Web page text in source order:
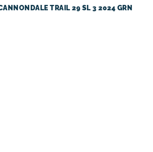
TRAIL 29 SL 3 2024 GRN